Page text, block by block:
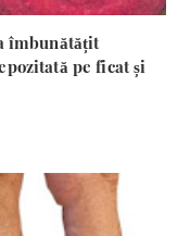
îmbunătățit
pe ficat și